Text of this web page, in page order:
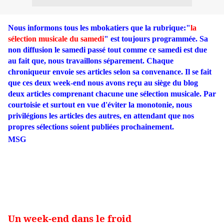
Nous informons tous les mbokatiers que la rubrique:"la
sélection musicale du samedi" est toujours programmée. Sa
non diffusion le samedi passé tout comme ce samedi est due
au fait que, nous travaillons séparement. Chaque
chroniqueur envoie ses articles selon sa convenance. Il se fait
que ces deux week-end nous avons reçu au siège du blog
deux articles comprenant chacune une sélection musicale. Par
courtoisie et surtout en vue d'éviter la monotonie, nous
privilégions les articles des autres, en attendant que nos
propres sélections soient publiées prochainement.
MSG
Un week-end dans le froid